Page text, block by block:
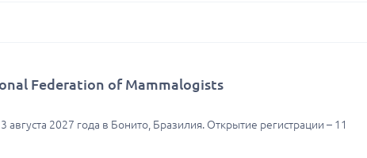
Federation of Mammalogists
августа 2027 года в Бонито, Бразилия. Открытие регистрации – 11